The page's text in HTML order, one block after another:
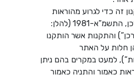
זה כדי לגרוע מהוראות
חוק הגנת הצרכן, התשמ”א-1981 (להלן:
והתקנות אשר הותקנו
חלות על האתר
למעט במקרים בהם ניתן
כאמור והתניה כאמור